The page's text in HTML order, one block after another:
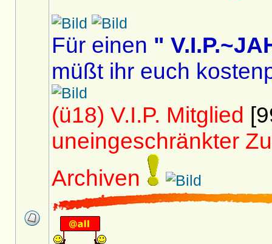
Für einen "
müßt ihr euch
(ü18) V.I.P. Mitglied
uneingeschränkter
Archiven